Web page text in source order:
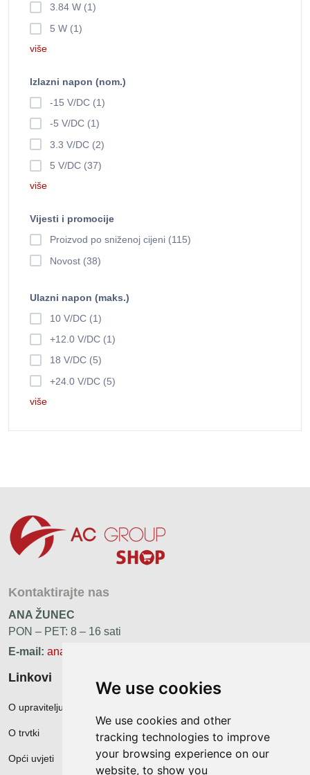
We use cookies
We use cookies and other
tracking technologies to improve
your browsing experience on our
website, to show you
3.84 W (1)
5 W (1)
više
Izlazni napon (nom.)
-15 V/DC (1)
-5 V/DC (1)
3.3 V/DC (2)
5 V/DC (37)
više
Vijesti i promocije
Proizvod po sniženoj cijeni (115)
Novost (38)
Ulazni napon (maks.)
10 V/DC (1)
+12.0 V/DC (1)
18 V/DC (5)
+24.0 V/DC (5)
više
Kontaktirajte nas
ANA ŽUNEC
PON – PET: 8 – 16 sati
E-mail: ana.zunec@ac-group.hr
Linkovi
O upravitelju web portala
O trvtki
Opći uvjeti